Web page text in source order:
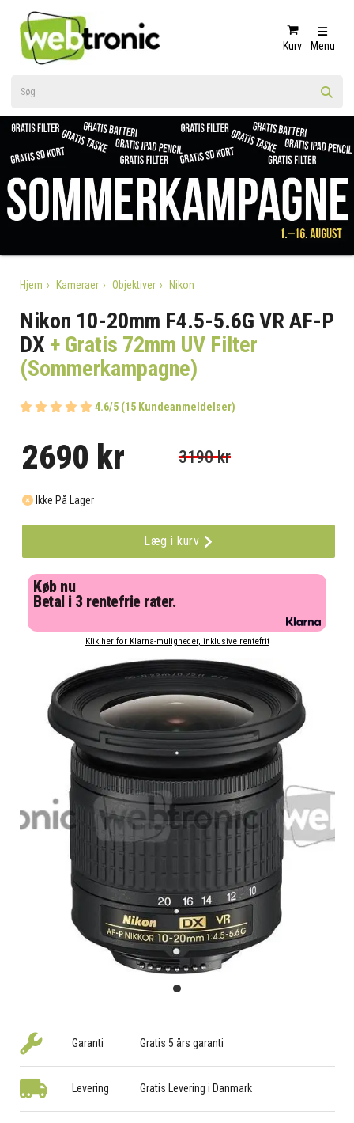
Kurv Menu
Hjem Kameraer Objektiver Nikon
Nikon 10-20mm F4.5-5.6G VR AF-P
DX + Gratis 72mm UV Filter
(Sommerkampagne)
4.6/5 (15 Kundeanmeldelser)
2690 kr 3190 kr
Ikke På Lager
Læg i kurv
Køb nu
Betal i 3 rentefrie rater.
Klik her for Klarna-muligheder, inklusive rentefrit
Garanti Gratis 5 års garanti
Levering Gratis Levering i Danmark